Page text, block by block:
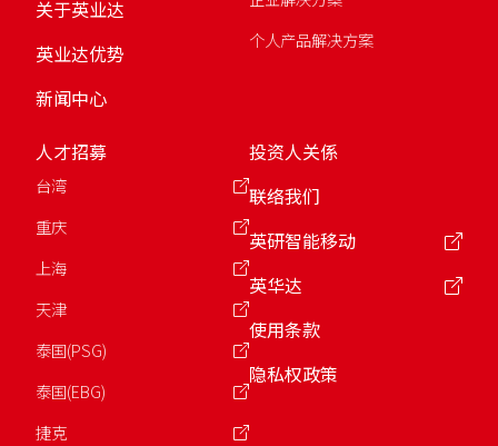
关于英业达
英业达优势
新闻中心
个人产品解决方案
人才招募
台湾
重庆
上海
天津
泰国(PSG)
泰国(EBG)
捷克
投资人关係
联络我们
英研智能移动
英华达
使用条款
隐私权政策